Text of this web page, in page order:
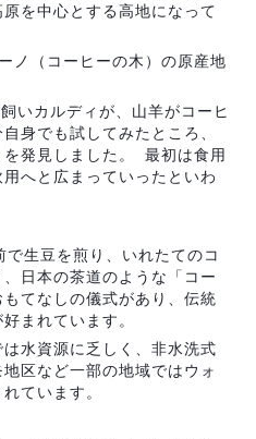
を中心とする高地になって
ノ（コーヒーの木）の原産地
いカルディが、山羊がコーヒ
身でも試してみたところ、
発見しました。 最初は食用
へと広まっていったといわ
生豆を煎り、いれたてのコ
日本の茶道のような「コー
てなしの儀式があり、伝統
まれています。
水資源に乏しく、非水洗式
区など一部の地域ではウォ
ています。